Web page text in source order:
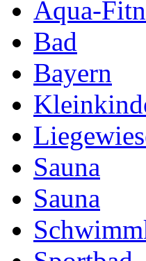
Aqua-
Bad
Bayern
Sauna
Sauna